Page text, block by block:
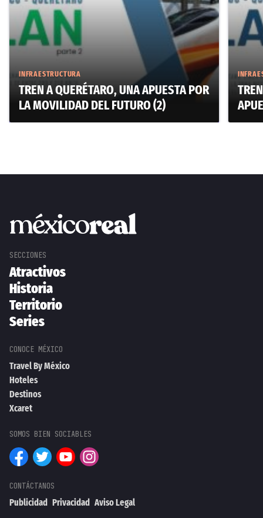
INFRAESTRUCTURA
TREN A QUERÉTARO, UNA APUESTA POR
LA MOVILIDAD DEL FUTURO (2)
Atractivos
Historia
Territorio
Series
Travel By México
Hoteles
Destinos
Xcaret
Publicidad Privacidad Aviso Legal